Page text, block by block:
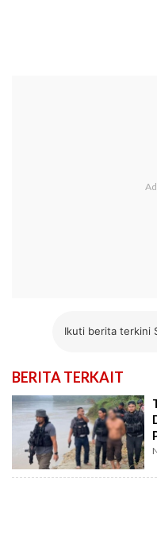
Ikuti berita terkini
BERITA TERKAIT